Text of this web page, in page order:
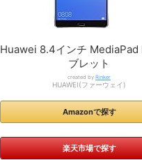
Huawei 8.4インチ MediaPad
ブレット
created by Rinker
HUAWEI(ファーウェイ)
Amazonで探す
楽天市場で探す